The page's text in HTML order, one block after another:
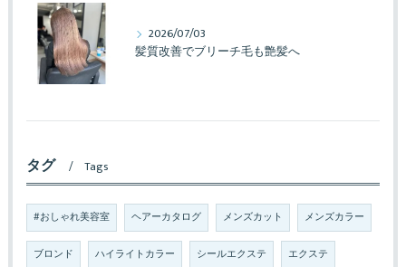
2026/07/03
髪質改善でブリーチ毛も艶髪へ
タグ Tags
#おしゃれ美容室 ヘアーカタログ メンズカット メンズカラー
ブロンド ハイライトカラー シールエクステ エクステ